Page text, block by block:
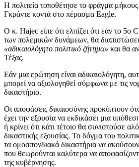
Η πολιτεία τοποθέτησε το φράγμα
Γκράντε κοντά στο πέρασμα Eagle.
Ο κ. Hajec είπε ότι ελπίζει ότι εάν το 5ο
των πολεμικών δυνάμεων, θα διαπιστώσει
«αδικαιολόγητο πολιτικό ζήτημα» και θα
Τέξας.
Εάν μια ερώτηση είναι αδικαιολόγητη,
μπορεί να αξιολογηθεί σύμφωνα με τις
δικαστήριο.
Οι αποφάσεις δικαιοσύνης προκύπτουν
έχει την εξουσία να εκδικάσει μια
ή κρίνει ότι κάτι τέτοιο θα συνιστούσε
δικαστικής εξουσίας. Το δόγμα του
τα ομοσπονδιακά δικαστήρια να
που θεωρούνται καλύτερα να
της κυβέρνησης.